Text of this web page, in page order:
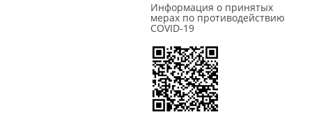
Информация о принятых
мерах по противодействию
COVID-19